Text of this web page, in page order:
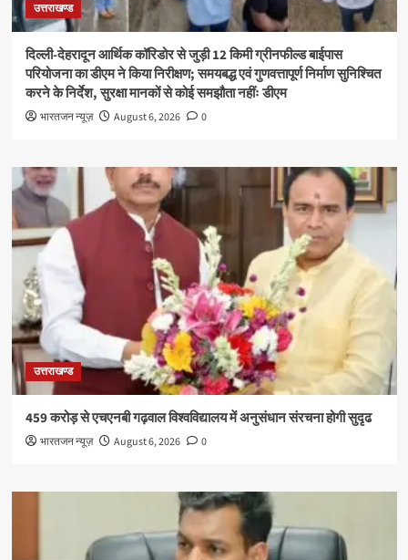
उत्तराखण्ड
दिल्ली-देहरादून आर्थिक कॉरिडोर से जुड़ी 12 किमी ग्रीनफील्ड बाईपास
परियोजना का डीएम ने किया निरीक्षण; समयबद्ध एवं गुणवत्तापूर्ण निर्माण सुनिश्चित
करने के निर्देश, सुरक्षा मानकों से कोई समझौता नहींः डीएम
भारतजन न्यूज़ August 6, 2026 0
उत्तराखण्ड
459 करोड़ से एचएनबी गढ़वाल विश्वविद्यालय में अनुसंधान संरचना होगी सुदृढ
भारतजन न्यूज़ August 6, 2026 0